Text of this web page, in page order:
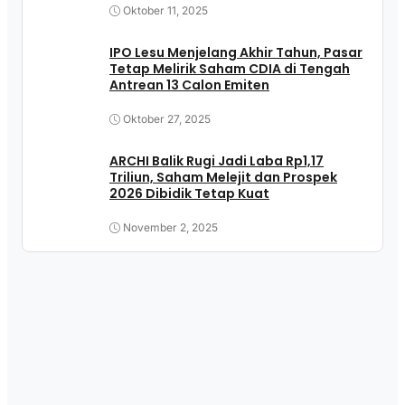
Oktober 11, 2025
IPO Lesu Menjelang Akhir Tahun, Pasar
Tetap Melirik Saham CDIA di Tengah
Antrean 13 Calon Emiten
Oktober 27, 2025
ARCHI Balik Rugi Jadi Laba Rp1,17
Triliun, Saham Melejit dan Prospek
2026 Dibidik Tetap Kuat
November 2, 2025